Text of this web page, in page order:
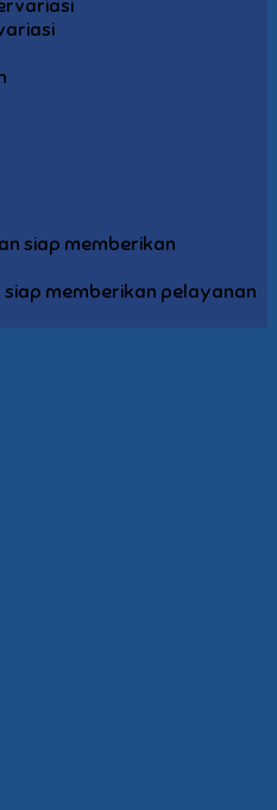
memberikan pelayanan